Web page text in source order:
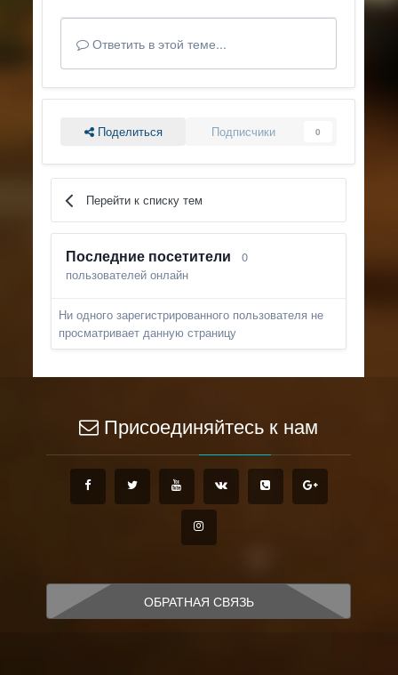
Ответить в этой теме...
Поделиться Подписчики 0
Перейти к списку тем
Последние посетители0
пользователей онлайн
Ни одного зарегистрированного пользователя не
просматривает данную страницу
Присоединяйтесь к нам
ОБРАТНАЯ СВЯЗЬ